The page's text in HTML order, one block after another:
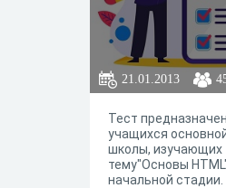
21.01.2013
Тест
учащихся
школы, изучающих
тему"Основы
начальной стадии.